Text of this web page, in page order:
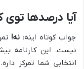
آیا درصدها
جواب کوتاه اینه: نه!
نیست. این کارنامه
انتخابی شما تمرکز